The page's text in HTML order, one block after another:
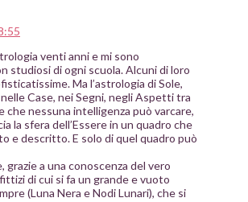
venti anni e mi sono
studiosi di ogni scuola. Alcuni di loro
Ma l’astrologia di Sole,
Case, nei Segni, negli Aspetti tra
che nessuna intelligenza può varcare,
la sfera dell’Essere in un quadro che
e descritto. E solo di quel quadro può
grazie a una conoscenza del vero
di cui si fa un grande e vuoto
(Luna Nera e Nodi Lunari), che si